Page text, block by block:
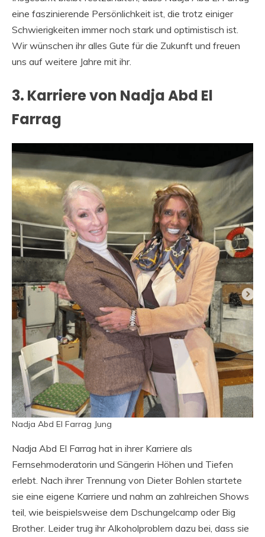
eine faszinierende Persönlichkeit ist, die trotz einiger
Schwierigkeiten immer noch stark und optimistisch ist.
Wir wünschen ihr alles Gute für die Zukunft und freuen
uns auf weitere Jahre mit ihr.
3. Karriere von Nadja Abd El
Farrag
Nadja Abd El Farrag Jung
Nadja Abd El Farrag hat in ihrer Karriere als
Fernsehmoderatorin und Sängerin Höhen und Tiefen
erlebt. Nach ihrer Trennung von Dieter Bohlen startete
sie eine eigene Karriere und nahm an zahlreichen Shows
teil, wie beispielsweise dem Dschungelcamp oder Big
Brother. Leider trug ihr Alkoholproblem dazu bei, dass sie